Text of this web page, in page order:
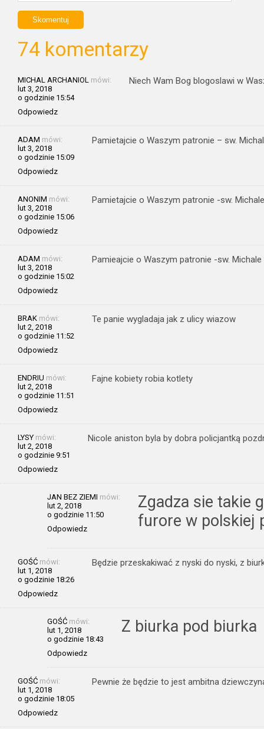
74 komentarzy
MICHAL ARCHANIOL mówi:
lut 3, 2018
o godzinie 15:54
Odpowiedz
Niech Wam Bog blogoslawi w
ADAM mówi:
lut 3, 2018
o godzinie 15:09
Odpowiedz
Pamietajcie o Waszym patronie – sw.
ANONIM mówi:
lut 3, 2018
o godzinie 15:06
Odpowiedz
Pamietajcie o Waszym patronie -sw.
ADAM mówi:
lut 3, 2018
o godzinie 15:02
Odpowiedz
Pamieajcie o Waszym patronie -sw.
BRAK mówi:
lut 2, 2018
o godzinie 11:52
Odpowiedz
Te panie wygladaja jak z ulicy wiazow
ENDRIU mówi:
lut 2, 2018
o godzinie 11:51
Odpowiedz
Fajne kobiety robia kotlety
LYSY mówi:
lut 2, 2018
o godzinie 9:51
Odpowiedz
Nicole aniston byla by dobra policjantką
JAN BEZ ZIEMI mówi:
lut 2, 2018
o godzinie 11:50
Odpowiedz
Zgadza sie takie
furore w polskiej
GOŚĆ mówi:
lut 1, 2018
o godzinie 18:26
Odpowiedz
Będzie przeskakiwać z nyski do nyski, z
GOŚĆ mówi:
lut 1, 2018
o godzinie 18:43
Odpowiedz
Z biurka pod biurka
GOŚĆ mówi:
lut 1, 2018
o godzinie 18:05
Odpowiedz
Pewnie że będzie to jest ambitna